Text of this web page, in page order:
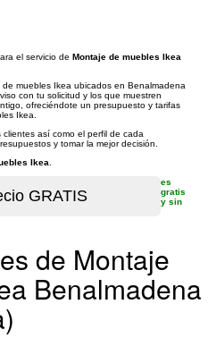
el servicio de Montaje de muebles Ikea
muebles Ikea ubicados en Benalmadena
con tu solicitud y los que muestren
ofreciéndote un presupuesto y tarifas
Ikea.
así como el perfil de cada
y tomar la mejor decisión.
Ikea
es
gratis
y sin
de Montaje
Benalmadena